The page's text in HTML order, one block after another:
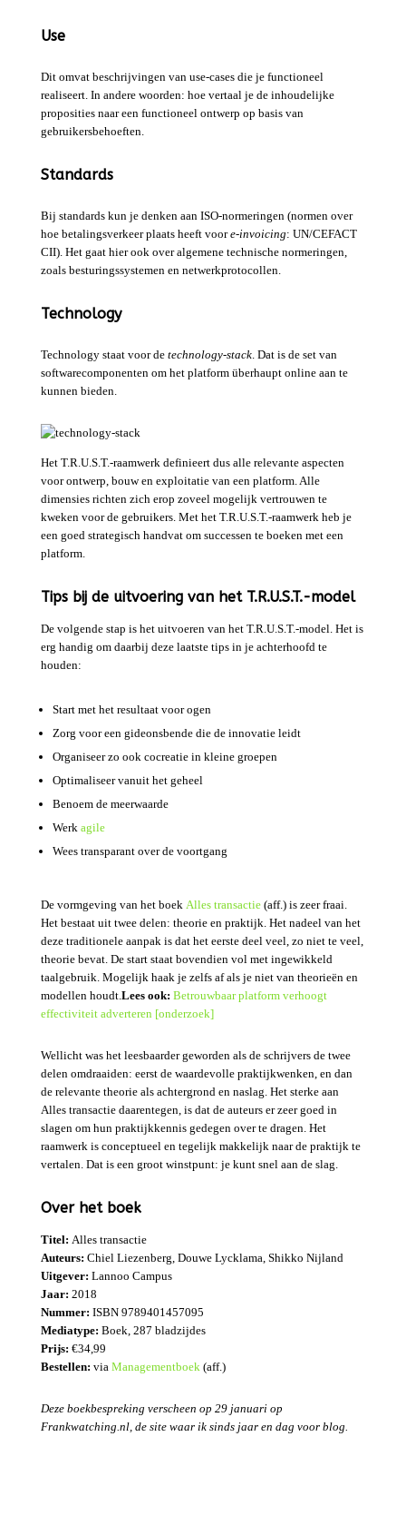
Use
Dit omvat beschrijvingen van use-cases die je functioneel
realiseert. In andere woorden: hoe vertaal je de inhoudelijke
proposities naar een functioneel ontwerp op basis van
gebruikersbehoeften.
Standards
Bij standards kun je denken aan ISO-normeringen (normen over
hoe betalingsverkeer plaats heeft voore-invoicing: UN/CEFACT
CII). Het gaat hier ook over algemene technische normeringen,
zoals besturingssystemen en netwerkprotocollen.
Technology
Technology staat voor de technology-stack. Dat is de set van
softwarecomponenten om het platform überhaupt online aan te
kunnen bieden.
Het T.R.U.S.T.-raamwerk definieert dus alle relevante aspecten
voor ontwerp, bouw en exploitatie van een platform. Alle
dimensies richten zich erop zoveel mogelijk vertrouwen te
kweken voor de gebruikers. Met het T.R.U.S.T.-raamwerk heb je
een goed strategisch handvat om successen te boeken met een
platform.
Tips bij de uitvoering van het T.R.U.S.T.-model
De volgende stap is het uitvoeren van het T.R.U.S.T.-model. Het is
erg handig om daarbij deze laatste tips in je achterhoofd te
houden:
Start met het resultaat voor ogen
Zorg voor een gideonsbende die de innovatie leidt
Organiseer zo ook cocreatie in kleine groepen
Optimaliseer vanuit het geheel
Benoem de meerwaarde
Werk agile
Wees transparant over de voortgang
De vormgeving van het boek Alles transactie(aff.) is zeer fraai.
Het bestaat uit twee delen: theorie en praktijk. Het nadeel van het
deze traditionele aanpak is dat het eerste deel veel, zo niet te veel,
theorie bevat. De start staat bovendien vol met ingewikkeld
taalgebruik. Mogelijk haak je zelfs af als je niet van theorieën en
modellen houdt.Lees ook: Betrouwbaar platform verhoogt
effectiviteit adverteren [onderzoek]
Wellicht was het leesbaarder geworden als de schrijvers de twee
delen omdraaiden: eerst de waardevolle praktijkwenken, en dan
de relevante theorie als achtergrond en naslag. Het sterke aan
Alles transactie daarentegen, is dat de auteurs er zeer goed in
slagen om hun praktijkkennis gedegen over te dragen. Het
raamwerk is conceptueel en tegelijk makkelijk naar de praktijk te
vertalen. Dat is een groot winstpunt: je kunt snel aan de slag.
Over het boek
Titel: Alles transactie
Auteurs: Chiel Liezenberg, Douwe Lycklama, Shikko Nijland
Uitgever: Lannoo Campus
Jaar: 2018
Nummer: ISBN 9789401457095
Mediatype: Boek, 287 bladzijdes
Prijs: €34,99
Bestellen: via Managementboek(aff.)
Deze boekbespreking verscheen op 29 januari op
Frankwatching.nl, de site waar ik sinds jaar en dag voor blog.